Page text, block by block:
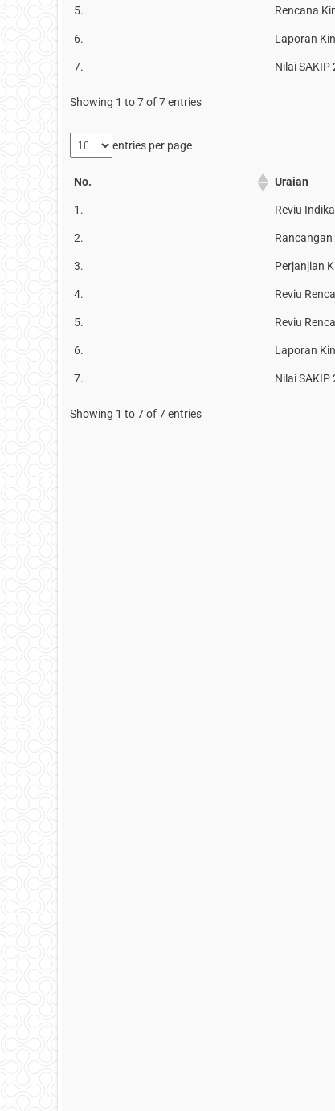
5. Rencana
6. Laporan
7. Nilai SAKIP
Showing 1 to 7 of 7 entries
entries per page
No. Uraian
1. Reviu
2.
3. Perjanjian
4. Reviu
5. Reviu
6. Laporan
7. Nilai SAKIP
Showing 1 to 7 of 7 entries